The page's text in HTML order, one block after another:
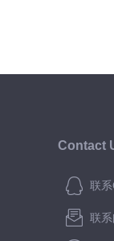
Contact
联
联